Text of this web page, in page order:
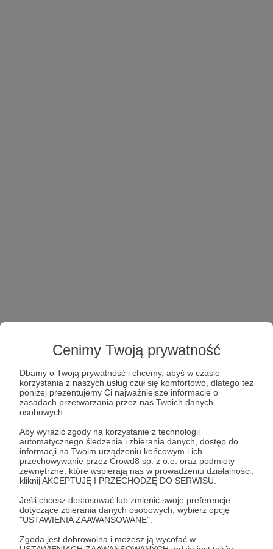
Cenimy Twoją prywatność
Dbamy o Twoją prywatność i chcemy, abyś w czasie
korzystania z naszych usług czuł się komfortowo, dlatego też
poniżej prezentujemy Ci najważniejsze informacje o
zasadach przetwarzania przez nas Twoich danych
osobowych.
Aby wyrazić zgody na korzystanie z technologii
automatycznego śledzenia i zbierania danych, dostęp do
informacji na Twoim urządzeniu końcowym i ich
przechowywanie przez Crowd8 sp. z o.o. oraz podmioty
zewnętrzne, które wspierają nas w prowadzeniu działalności,
kliknij AKCEPTUJĘ I PRZECHODZĘ DO SERWISU.
Jeśli chcesz dostosować lub zmienić swoje preferencje
dotyczące zbierania danych osobowych, wybierz opcję
"USTAWIENIA ZAAWANSOWANE".
Zgoda jest dobrowolna i możesz ją wycofać w